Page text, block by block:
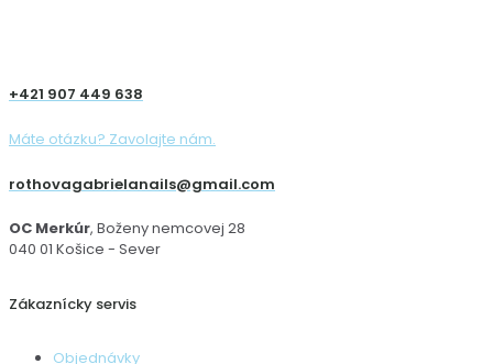
+421 907 449 638
Máte otázku? Zavolajte nám.
rothovagabrielanails@gmail.com
OC Merkúr, Boženy nemcovej 28
040 01 Košice - Sever
Zákaznícky servis
Objednávky